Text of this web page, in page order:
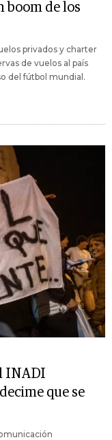
boom de los
privados y charter
de vuelos al país
del fútbol mundial.
INADI
que se